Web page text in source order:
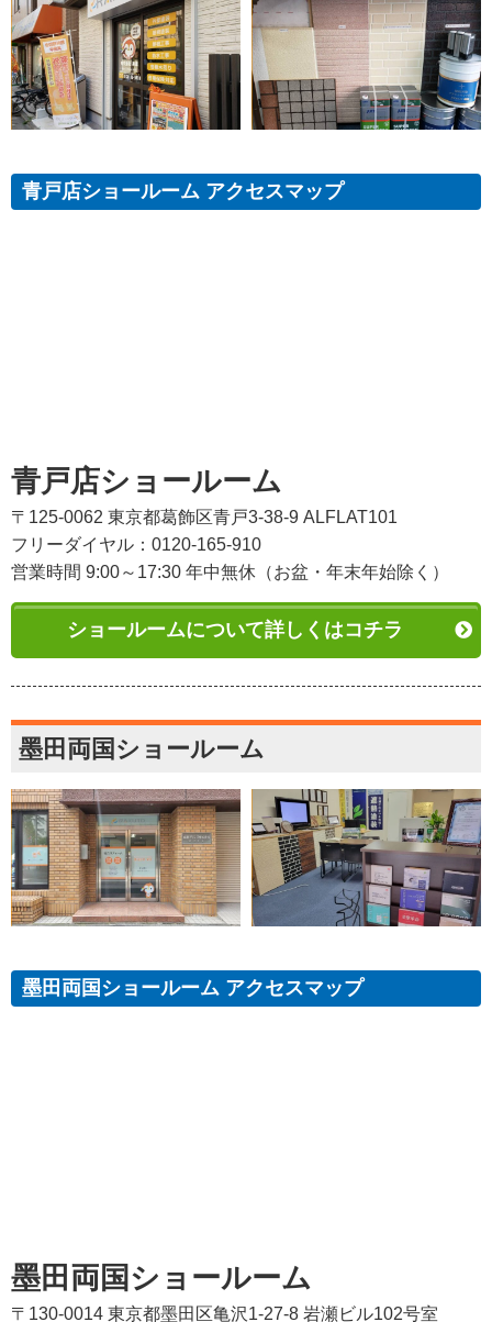
青戸店ショールーム アクセスマップ
青戸店ショールーム
〒125-0062 東京都葛飾区青戸3-38-9 ALFLAT101
フリーダイヤル：0120-165-910
営業時間 9:00～17:30 年中無休（お盆・年末年始除く）
ショールームについて詳しくはコチラ
墨田両国ショールーム
墨田両国ショールーム アクセスマップ
墨田両国ショールーム
〒130-0014 東京都墨田区亀沢1-27-8 岩瀬ビル102号室